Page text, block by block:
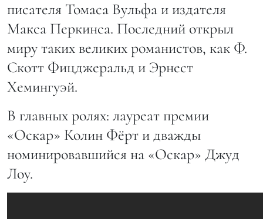
писателя Томаса Вульфа и издателя
Макса Перкинса. Последний открыл
миру таких великих романистов, как Ф.
Скотт Фицджеральд и Эрнест
Хемингуэй.
В главных ролях: лауреат премии
«Оскар» Колин Фёрт и дважды
номинировавшийся на «Оскар» Джуд
Лоу.